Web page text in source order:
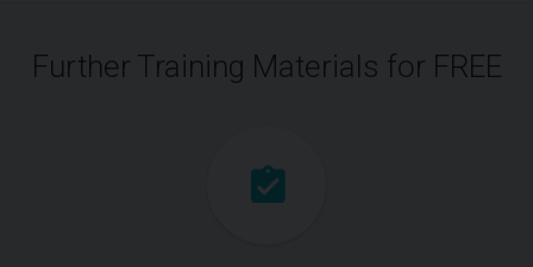
Further Training Materials for FREE